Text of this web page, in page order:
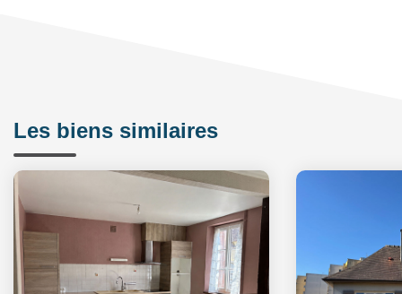
Les biens similaires